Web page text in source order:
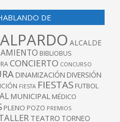
DE
ALCALDE
BIBLIOBUS
CONCIERTO CONCURSO
DINAMIZACIÓN DIVERSIÓN
FIESTA FIESTAS FUTBOL
MUNICIPAL MÉDICO
PLENO POZO PREMIOS
TEATRO TORNEO